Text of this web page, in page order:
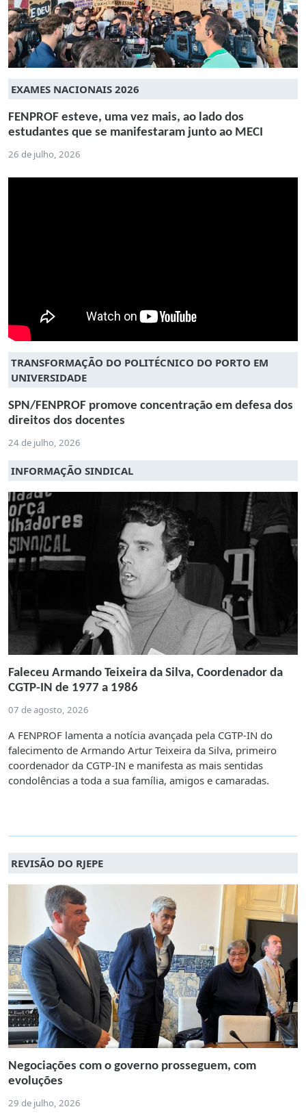
EXAMES NACIONAIS 2026
FENPROF esteve, uma vez mais, ao lado dos
estudantes que se manifestaram junto ao MECI
26 de julho, 2026
TRANSFORMAÇÃO DO POLITÉCNICO DO PORTO EM
UNIVERSIDADE
SPN/FENPROF promove concentração em defesa dos
direitos dos docentes
24 de julho, 2026
INFORMAÇÃO SINDICAL
Faleceu Armando Teixeira da Silva, Coordenador da
CGTP-IN de 1977 a 1986
07 de agosto, 2026
A FENPROF lamenta a notícia avançada pela CGTP-IN do
falecimento de Armando Artur Teixeira da Silva, primeiro
coordenador da CGTP-IN e manifesta as mais sentidas
condolências a toda a sua família, amigos e camaradas.
REVISÃO DO RJEPE
Negociações com o governo prosseguem, com
evoluções
29 de julho, 2026